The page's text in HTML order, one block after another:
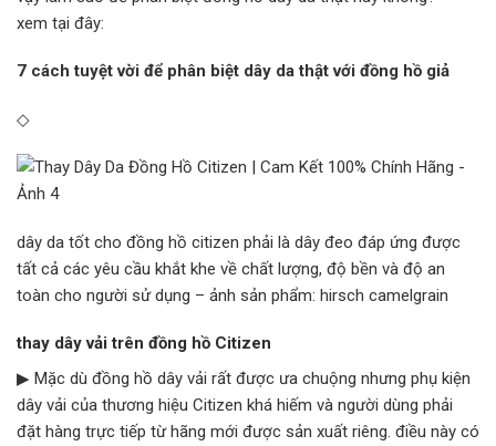
xem tại đây:
7 cách tuyệt vời để phân biệt dây da thật với đồng hồ giả
◇
dây da tốt cho đồng hồ citizen phải là dây đeo đáp ứng được
tất cả các yêu cầu khắt khe về chất lượng, độ bền và độ an
toàn cho người sử dụng – ảnh sản phẩm: hirsch camelgrain
thay dây vải trên đồng hồ Citizen
▶ Mặc dù đồng hồ dây vải rất được ưa chuộng nhưng phụ kiện
dây vải của thương hiệu Citizen khá hiếm và người dùng phải
đặt hàng trực tiếp từ hãng mới được sản xuất riêng. điều này có